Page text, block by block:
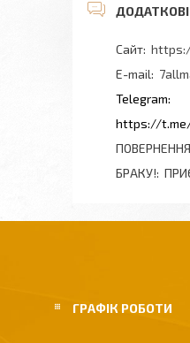
https://
БРАКУ!
ГРАФІК РОБОТИ